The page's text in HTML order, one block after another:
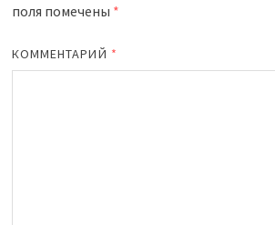
поля помечены *
КОММЕНТАРИЙ *